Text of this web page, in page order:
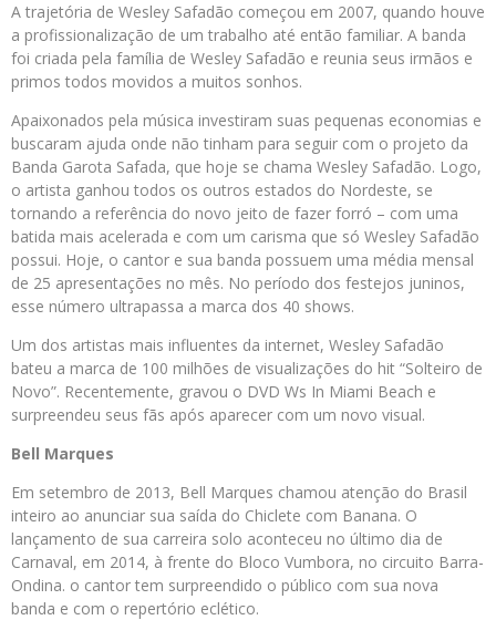
A trajetória de Wesley Safadão começou em 2007, quando houve
a profissionalização de um trabalho até então familiar. A banda
foi criada pela família de Wesley Safadão e reunia seus irmãos e
primos todos movidos a muitos sonhos.
Apaixonados pela música investiram suas pequenas economias e
buscaram ajuda onde não tinham para seguir com o projeto da
Banda Garota Safada, que hoje se chama Wesley Safadão. Logo,
o artista ganhou todos os outros estados do Nordeste, se
tornando a referência do novo jeito de fazer forró – com uma
batida mais acelerada e com um carisma que só Wesley Safadão
possui. Hoje, o cantor e sua banda possuem uma média mensal
de 25 apresentações no mês. No período dos festejos juninos,
esse número ultrapassa a marca dos 40 shows.
Um dos artistas mais influentes da internet, Wesley Safadão
bateu a marca de 100 milhões de visualizações do hit “Solteiro de
Novo”. Recentemente, gravou o DVD Ws In Miami Beach e
surpreendeu seus fãs após aparecer com um novo visual.
Bell Marques
Em setembro de 2013, Bell Marques chamou atenção do Brasil
inteiro ao anunciar sua saída do Chiclete com Banana. O
lançamento de sua carreira solo aconteceu no último dia de
Carnaval, em 2014, à frente do Bloco Vumbora, no circuito Barra-
Ondina. o cantor tem surpreendido o público com sua nova
banda e com o repertório eclético.